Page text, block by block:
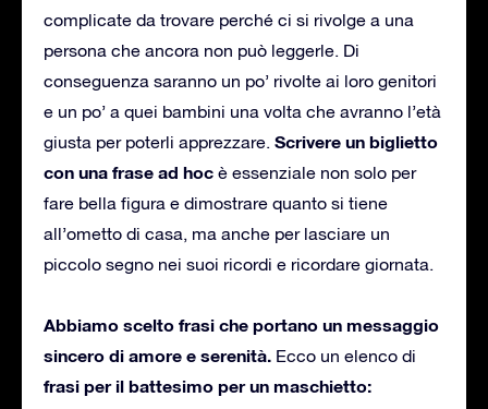
complicate da trovare perché ci si rivolge a una
persona che ancora non può leggerle. Di
conseguenza saranno un po’ rivolte ai loro genitori
e un po’ a quei bambini una volta che avranno l’età
giusta per poterli apprezzare. Scrivere un biglietto
con una frase ad hoc è essenziale non solo per
fare bella figura e dimostrare quanto si tiene
all’ometto di casa, ma anche per lasciare un
piccolo segno nei suoi ricordi e ricordare giornata.
Abbiamo scelto frasi che portano un messaggio
sincero di amore e serenità. Ecco un elenco di
frasi per il battesimo per un maschietto: